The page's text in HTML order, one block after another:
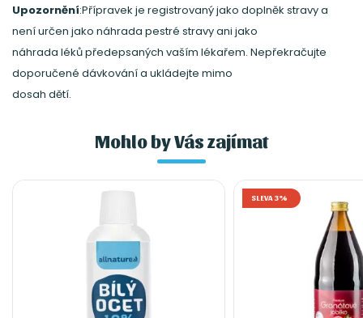
Upozornění:Přípravek je registrovaný jako doplněk stravy a
není určen jako náhrada pestré stravy ani jako
náhrada léků předepsaných vaším lékařem. Nepřekračujte
doporučené dávkování a ukládejte mimo
dosah dětí.
Mohlo by Vás zajímat
SLEVA 3%